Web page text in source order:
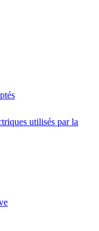
utilisés par la